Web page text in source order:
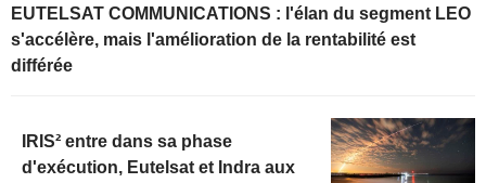
EUTELSAT COMMUNICATIONS : l'élan du segment LEO
s'accélère, mais l'amélioration de la rentabilité est
différée
IRIS² entre dans sa phase
d'exécution, Eutelsat et Indra aux